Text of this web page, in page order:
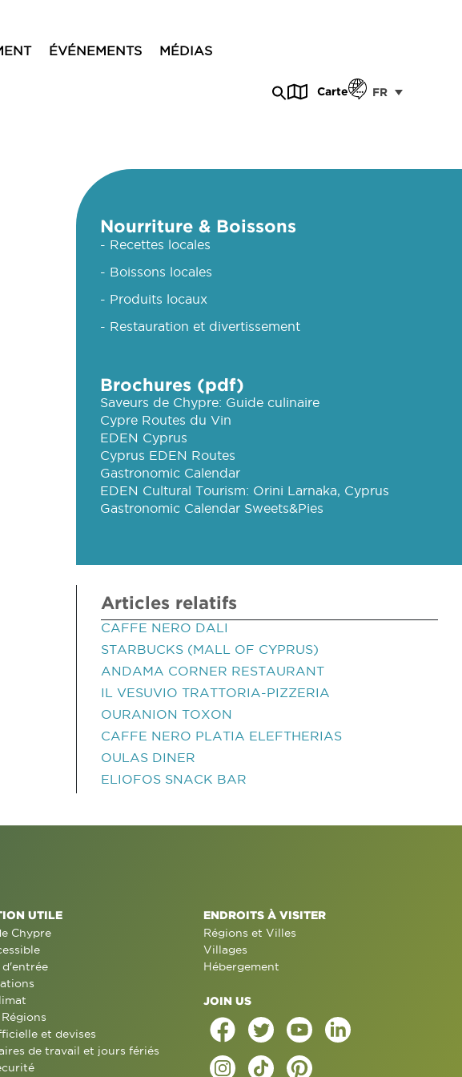
ÉVÉNEMENTS MÉDIAS
Carte FR
Nourriture & Boissons
- Recettes locales
- Boissons locales
- Produits locaux
- Restauration et divertissement
Brochures (pdf)
Saveurs de Chypre: Guide culinaire
Cypre Routes du Vin
EDEN Cyprus
Cyprus EDEN Routes
Gastronomic Calendar
EDEN Cultural Tourism: Orini Larnaka, Cyprus
Gastronomic Calendar Sweets&Pies
Articles relatifs
CAFFE NERO DALI
STARBUCKS (MALL OF CYPRUS)
ANDAMA CORNER RESTAURANT
IL VESUVIO TRATTORIA-PIZZERIA
OURANION TOXON
CAFFE NERO PLATIA ELEFTHERIAS
OULAS DINER
ELIOFOS SNACK BAR
UTILE
Chypre
d'entrée
et devises
de travail et jours fériés
ENDROITS À VISITER
Régions et Villes
Villages
Hébergement
JOIN US